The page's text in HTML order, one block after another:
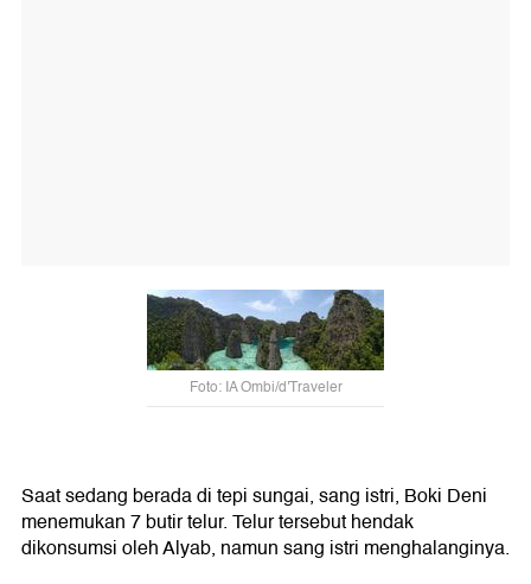
Foto: IA Ombi/d'Traveler
Saat sedang berada di tepi sungai, sang istri, Boki Deni
menemukan 7 butir telur. Telur tersebut hendak
dikonsumsi oleh Alyab, namun sang istri menghalanginya.